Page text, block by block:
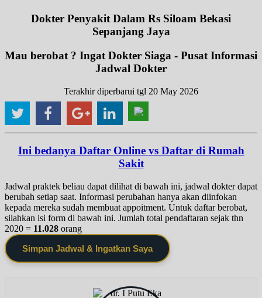
Dokter Penyakit Dalam Rs Siloam Bekasi
Sepanjang Jaya
Mau berobat ? Ingat Dokter Siaga - Pusat Informasi
Jadwal Dokter
Terakhir diperbarui tgl 20 May 2026
Ini bedanya Daftar Online vs Daftar di Rumah
Sakit
Jadwal praktek beliau dapat dilihat di bawah ini, jadwal dokter dapat
berubah setiap saat. Informasi perubahan hanya akan diinfokan
kepada mereka sudah membuat appoitment. Untuk daftar berobat,
silahkan isi form di bawah ini. Jumlah total pendaftaran sejak thn
2020 = 11.028 orang
Simpan Jadwal & Ingatkan Saya